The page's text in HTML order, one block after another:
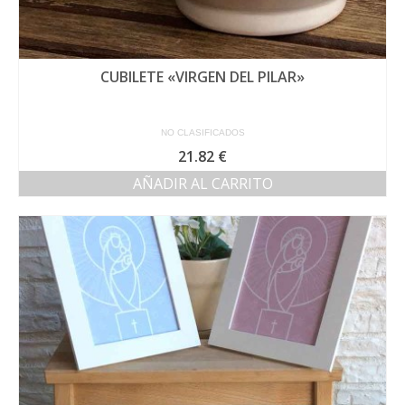
CUBILETE «VIRGEN DEL PILAR»
NO CLASIFICADOS
21.82 €
AÑADIR AL CARRITO